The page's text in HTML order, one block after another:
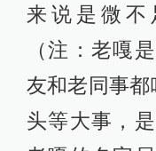
来说是微
（注：老嘎
友和老同事都
头等大事，